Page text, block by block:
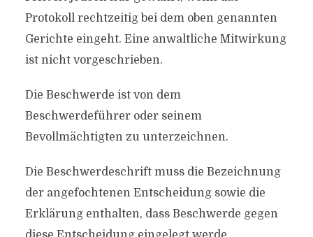
Protokoll rechtzeitig bei dem oben genannten
Gerichte eingeht. Eine anwaltliche Mitwirkung
ist nicht vorgeschrieben.
Die Beschwerde ist von dem
Beschwerdeführer oder seinem
Bevollmächtigten zu unterzeichnen.
Die Beschwerdeschrift muss die Bezeichnung
der angefochtenen Entscheidung sowie die
Erklärung enthalten, dass Beschwerde gegen